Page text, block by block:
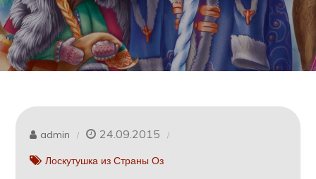
admin 24.09.2015
Лоскутушка из Страны Оз